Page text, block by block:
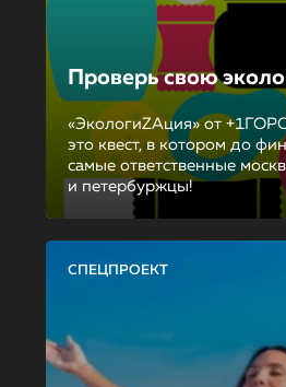
Проверь свою
«ЭкологиZAция» от
это квест, в котором до
самые ответственные
и петербуржцы!
СПЕЦПРОЕКТ